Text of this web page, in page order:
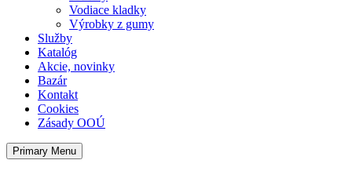
Vodiace kladky
Výrobky z gumy
Služby
Katalóg
Akcie, novinky
Bazár
Kontakt
Cookies
Zásady OOÚ
Primary Menu